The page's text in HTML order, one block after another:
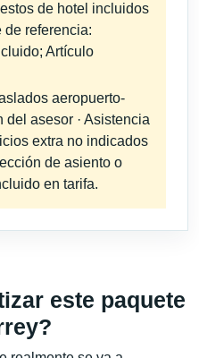
de hotel incluidos
de referencia:
Artículo
aeropuerto-
asesor · Asistencia
extra no indicados
de asiento o
en tarifa.
este paquete